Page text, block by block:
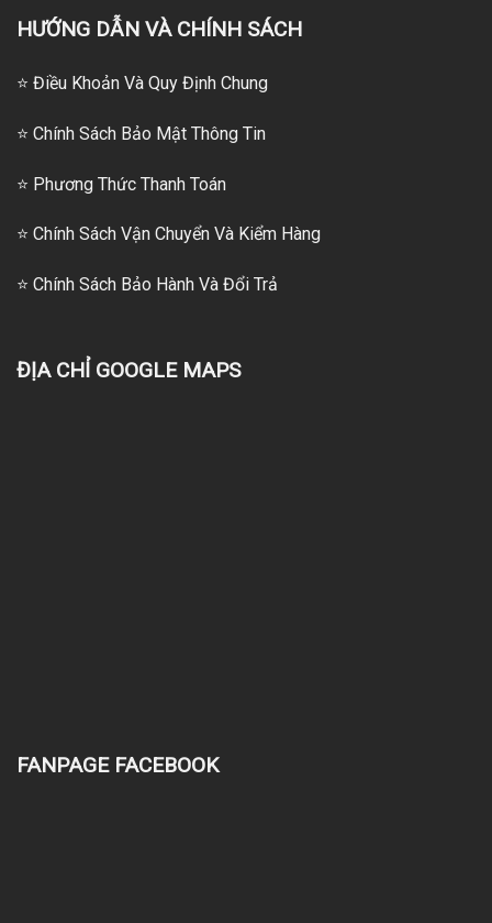
HƯỚNG DẪN VÀ CHÍNH SÁCH
⭐ Điều Khoản Và Quy Định Chung
⭐ Chính Sách Bảo Mật Thông Tin
⭐ Phương Thức Thanh Toán
⭐ Chính Sách Vận Chuyển Và Kiểm Hàng
⭐ Chính Sách Bảo Hành Và Đổi Trả
ĐỊA CHỈ GOOGLE MAPS
FANPAGE FACEBOOK